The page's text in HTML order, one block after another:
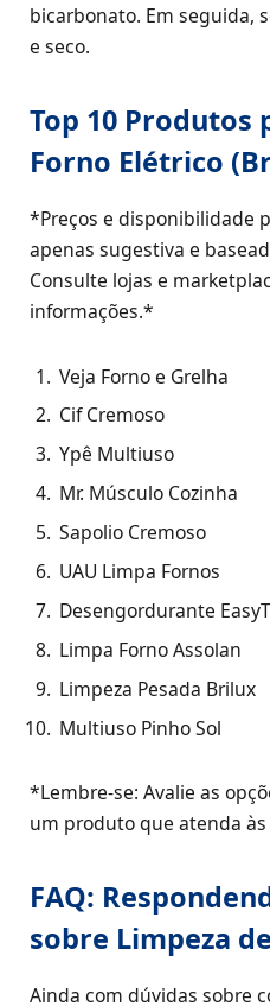
bicarbonato. Em seguida,
e seco.
Top 10 Produtos
Forno Elétrico
*Preços e disponibilidade
apenas sugestiva e
Consulte lojas e
informações.*
Veja Forno e Grelha
Cif Cremoso
Ypê Multiuso
Mr. Músculo Cozinha
Sapolio Cremoso
UAU Limpa Fornos
Desengordurante
Limpa Forno Assolan
Limpeza Pesada Brilux
Multiuso Pinho Sol
*Lembre-se: Avalie as
um produto que atenda
FAQ:
sobre Limpeza
Ainda com dúvidas sobre